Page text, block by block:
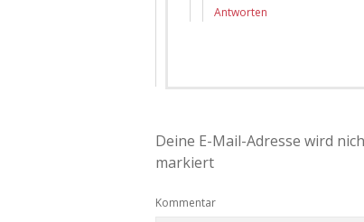
Antworten
Deine E-Mail-Adresse wird
markiert
Kommentar